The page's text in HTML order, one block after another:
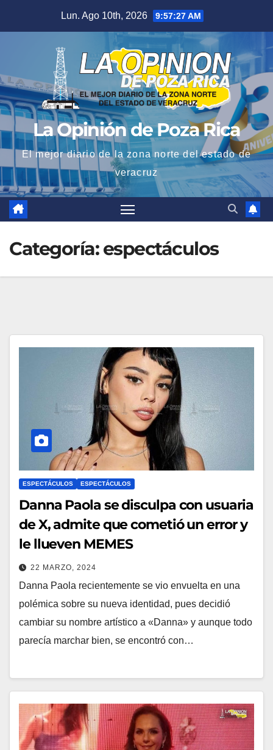
Lun. Ago 10th, 2026 9:57:28 AM
La Opinión de Poza Rica
El mejor diario de la zona norte del estado de
veracruz
Categoría:espectáculos
ESPECTÁCULOS ESPECTÁCULOS
Danna Paola se disculpa con usuaria
de X, admite que cometió un error y
le llueven MEMES
22 MARZO, 2024
Danna Paola recientemente se vio envuelta en una
polémica sobre su nueva identidad, pues decidió
cambiar su nombre artístico a «Danna» y aunque todo
parecía marchar bien, se encontró con…